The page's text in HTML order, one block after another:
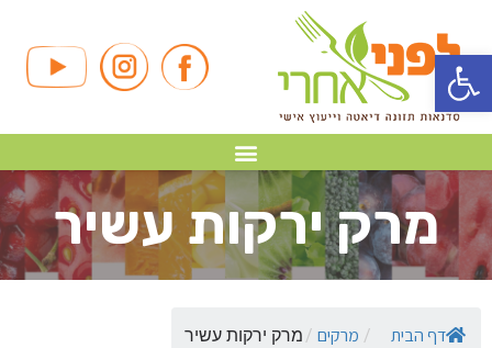
פתח סרגל נגישות
מרק ירקות עשיר
דף הבית / מרקים / מרק ירקות עשיר